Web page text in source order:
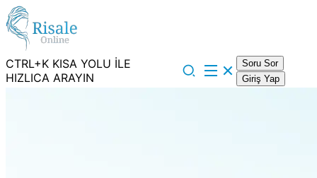
CTRL+K KISA YOLU İLE
HIZLICA ARAYIN
Soru Sor
Giriş Yap